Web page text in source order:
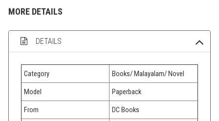
MORE DETAILS
DETAILS
Category Books/ Malayalam/ Novel
Model Paperback
From DC Books